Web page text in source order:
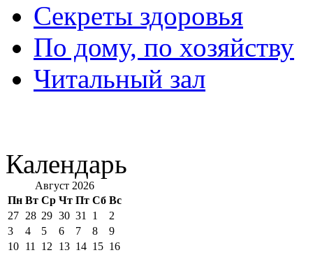
Секреты здоровья
По дому, по хозяйству
Читальный зал
Календарь
Август 2026
Пн Вт Ср Чт Пт Сб Вс
27 28 29 30 31 1
2
3
4 5 6 7 8
9
10 11 12 13 14 15 16